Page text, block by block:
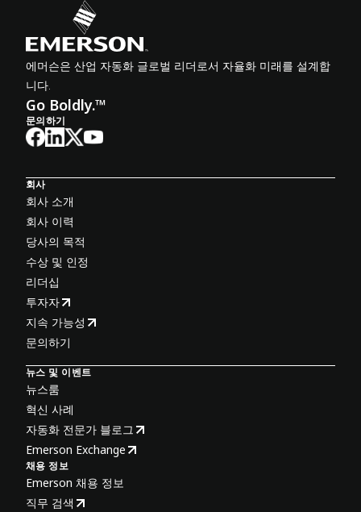
에머슨은 산업 자동화 글로벌 리더로서 자율화 미래를 설계합
니다.
Go Boldly.™
문의하기
회사
회사 소개
회사 이력
당사의 목적
수상 및 인정
리더십
투자자
지속 가능성
문의하기
뉴스 및 이벤트
뉴스룸
혁신 사례
자동화 전문가 블로그
Emerson Exchange
채용 정보
Emerson 채용 정보
직무 검색